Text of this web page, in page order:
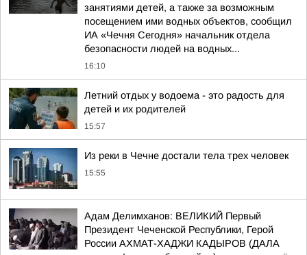
занятиями детей, а также за возможным
посещением ими водных объектов, сообщил
ИА «Чечня Сегодня» начальник отдела
безопасности людей на водных...
16:10
Летний отдых у водоема - это радость для
детей и их родителей
15:57
Из реки в Чечне достали тела трех человек
15:55
Адам Делимханов: ВЕЛИКИЙ Первый
Президент Чеченской Республики, Герой
России АХМАТ-ХАДЖИ КАДЫРОВ (ДАЛА